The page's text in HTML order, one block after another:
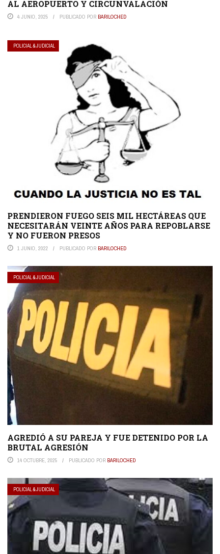
AL AEROPUERTO Y CIRCUNVALACIÓN
4 JUNIO, 2025 PUBLICADO POR BARILOCHED
POLICIAL & JUDICIAL
PRENDIERON FUEGO SEIS MIL HECTÁREAS QUE
NECESITARÁN VEINTE AÑOS PARA REPOBLARSE
Y NO FUERON PRESOS
1 JUNIO, 2022 PUBLICADO POR BARILOCHED
POLICIAL & JUDICIAL
AGREDIÓ A SU PAREJA Y FUE DETENIDO POR LA
BRUTAL AGRESIÓN
14 OCTUBRE, 2025 PUBLICADO POR BARILOCHED
POLICIAL & JUDICIAL